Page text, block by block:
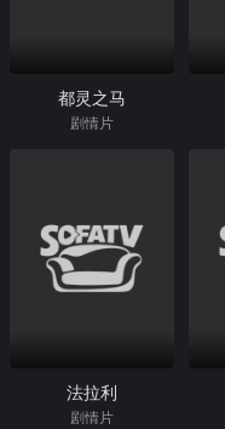
都灵之马
剧情片
法拉利
剧情片